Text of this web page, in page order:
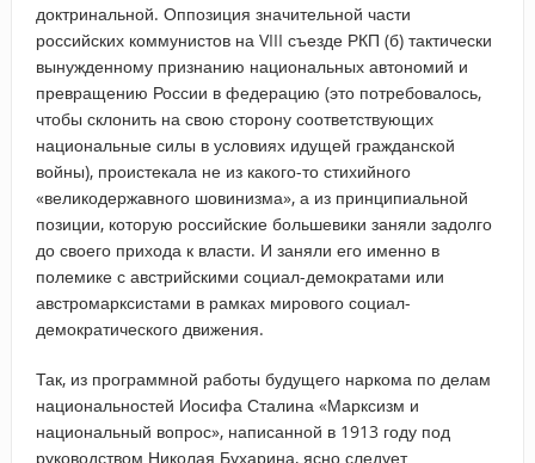
доктринальной. Оппозиция значительной части
российских коммунистов на VIII съезде РКП (б) тактически
вынужденному признанию национальных автономий и
превращению России в федерацию (это потребовалось,
чтобы склонить на свою сторону соответствующих
национальные силы в условиях идущей гражданской
войны), проистекала не из какого-то стихийного
«великодержавного шовинизма», а из принципиальной
позиции, которую российские большевики заняли задолго
до своего прихода к власти. И заняли его именно в
полемике с австрийскими социал-демократами или
австромарксистами в рамках мирового социал-
демократического движения.
Так, из программной работы будущего наркома по делам
национальностей Иосифа Сталина «Марксизм и
национальный вопрос», написанной в 1913 году под
руководством Николая Бухарина, ясно следует